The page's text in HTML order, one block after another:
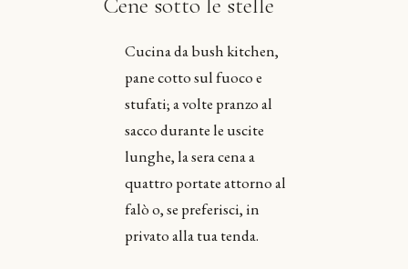
Cene sotto le stelle
Cucina da bush kitchen,
pane cotto sul fuoco e
stufati; a volte pranzo al
sacco durante le uscite
lunghe, la sera cena a
quattro portate attorno al
falò o, se preferisci, in
privato alla tua tenda.